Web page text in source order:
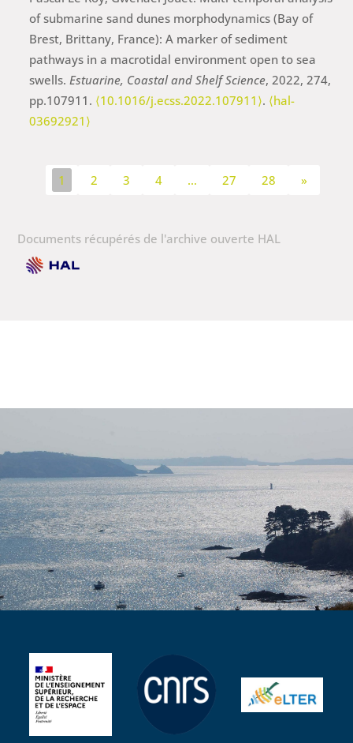
of submarine sand dunes morphodynamics (Bay of
Brest, Brittany, France): A marker of sediment
pathways in a macrotidal environment open to sea
swells.Estuarine, Coastal and Shelf Science, 2022, 274,
pp.107911. ⟨10.1016/j.ecss.2022.107911⟩. ⟨hal-
03692921⟩
1 2 3 4 … 27 28 »
Documents récupérés de l'archive ouverte HAL